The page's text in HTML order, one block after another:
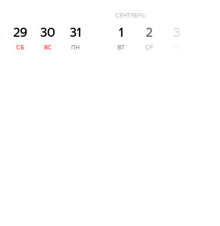
29
СБ
30
ВС
31
ПН
СЕНТЯБРЬ
1
ВТ
2
СР
3